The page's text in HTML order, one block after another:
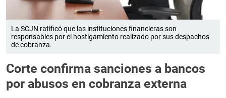
La SCJN ratificó que las instituciones financieras son
responsables por el hostigamiento realizado por sus despachos
de cobranza.
Corte confirma sanciones a bancos
por abusos en cobranza externa